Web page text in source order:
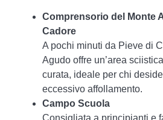
Comprensorio del Monte
Cadore
A pochi minuti da Pieve di
Agudo offre un’area
curata, ideale per chi
eccessivo affollamento.
Campo Scuola
Consigliata a principianti e